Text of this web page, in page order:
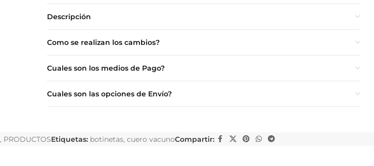
Descripción
Como se realizan los cambios?
Cuales son los medios de Pago?
Cuales son las opciones de Envío?
, PRODUCTOSEtiquetas: botinetas, cuero vacunoCompartir: